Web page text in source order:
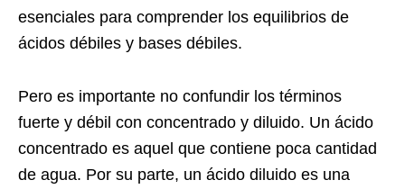
esenciales para comprender los equilibrios de
ácidos débiles y bases débiles.
Pero es importante no confundir los términos
fuerte y débil con concentrado y diluido. Un ácido
concentrado es aquel que contiene poca cantidad
de agua. Por su parte, un ácido diluido es una